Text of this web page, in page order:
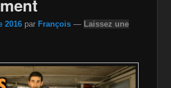
is
st
2016 par François — Laissez une